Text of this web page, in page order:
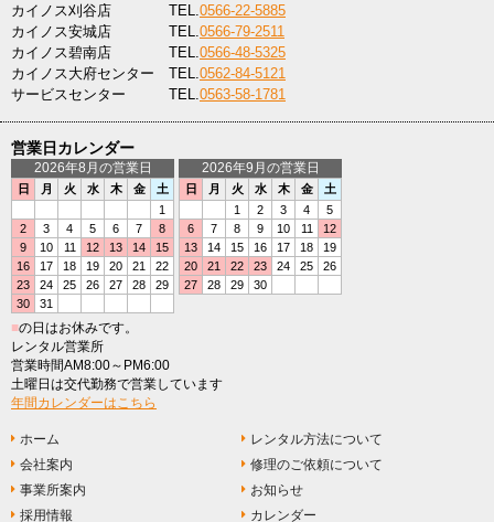
カイノス刈谷店
TEL.0566-22-5885
カイノス安城店
TEL.0566-79-2511
カイノス碧南店
TEL.0566-48-5325
カイノス大府センター
TEL.0562-84-5121
サービスセンター
TEL.0563-58-1781
営業日カレンダー
2026年8月の営業日
日 月 火 水 木 金
土
1
2
3 4 5 6 7
8
9
10 11 12 13 14
15
16
17 18 19 20 21
22
23
24 25 26 27 28
29
30
31
2026年9月の営業日
日 月 火 水 木 金
土
1
2 3 4
5
6
7 8 9 10 11
12
13
14 15 16 17 18
19
20
21 22 23 24 25
26
27
28 29 30
■の日はお休みです。
レンタル営業所
営業時間AM8:00～PM6:00
土曜日は交代勤務で営業しています
年間カレンダーはこちら
ホーム
会社案内
事業所案内
採用情報
レンタル方法について
修理のご依頼について
お知らせ
カレンダー